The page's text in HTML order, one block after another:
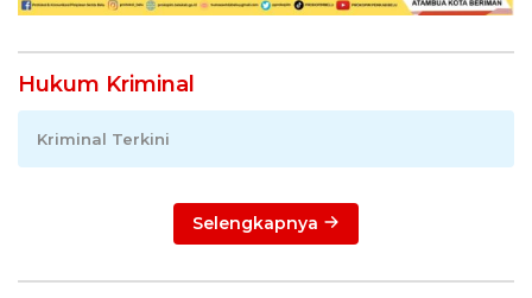
Hukum Kriminal
Kriminal Terkini
Selengkapnya